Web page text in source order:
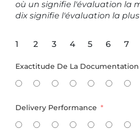
où un signifie l'évaluation la
dix signifie l'évaluation la
1 2 3 4 5 6 7
Exactitude De La Documentation
Delivery Performance